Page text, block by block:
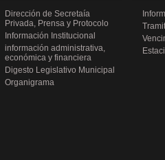
Dirección de Secretaía
Privada, Prensa y Protocolo
Información Institucional
información administrativa,
económica y financiera
Digesto Legislativo Municipal
Organigrama